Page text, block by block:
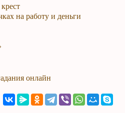
на работу и деньги
онлайн